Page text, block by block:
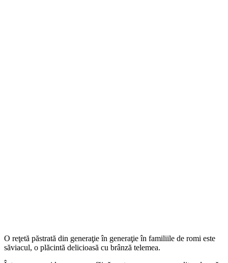
O reţetă păstrată din generaţie în generaţie în familiile de romi este
săviacul, o plăcintă delicioasă cu brânză telemea.